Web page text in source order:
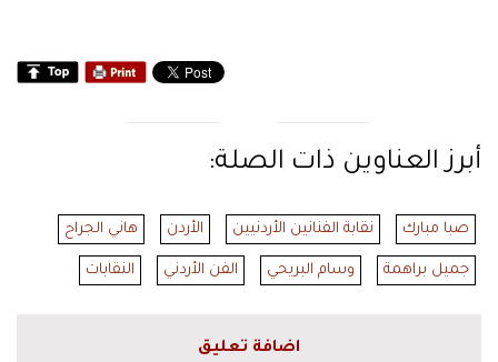
أبرز العناوين ذات الصلة:
صبا مبارك نقابة الفنانين الأردنيين الأردن هاني الجراح
جميل براهمة وسام البريحي الفن الأردني النقابات
اضافة تعليق